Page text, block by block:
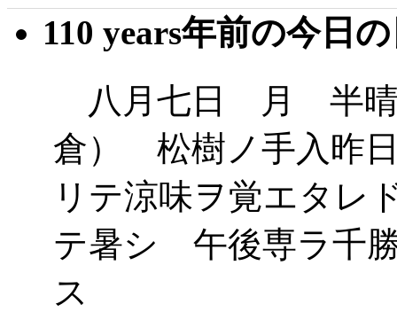
110 years年前の今日
八月七日 月 半晴
倉） 松樹ノ手入昨
リテ涼味ヲ覚エタレ
テ暑シ 午後専ラ千
ス